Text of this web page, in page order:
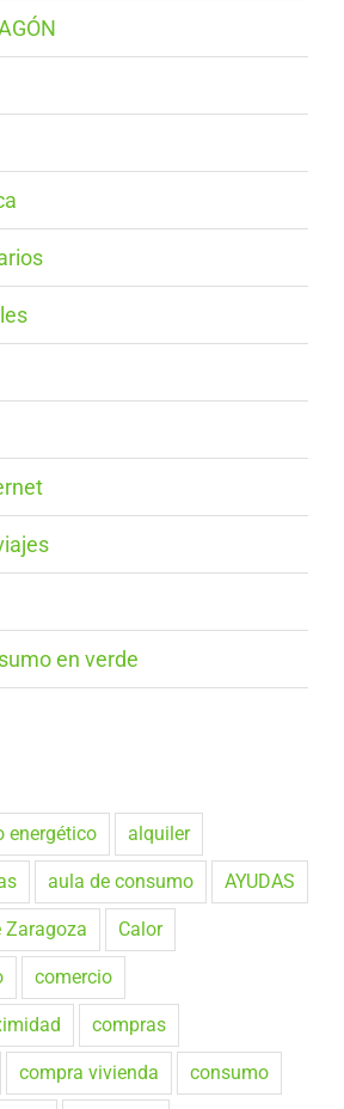
en verde
energético alquiler
aula de consumo AYUDAS
Zaragoza Calor
comercio
compras
compra vivienda consumo